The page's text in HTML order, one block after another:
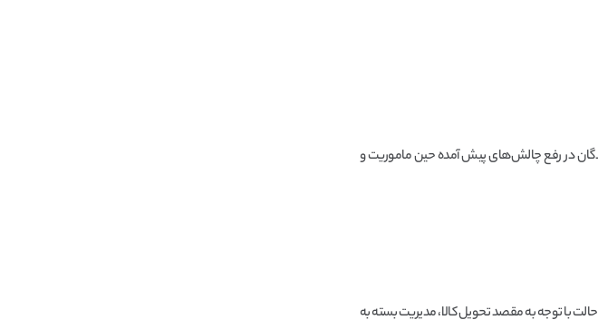
در رفع چالش‌های پیش آمده حین ماموریت و
با توجه به مقصد تحویل کالا، مدیریت بسته به